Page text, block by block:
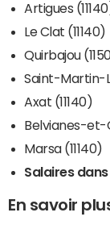
Artigues
Le Clat (11140)
Quirbajou
Saint-Martin-
Axat (11140)
Belvianes-et-
Marsa (11140)
Salaires
En savoir